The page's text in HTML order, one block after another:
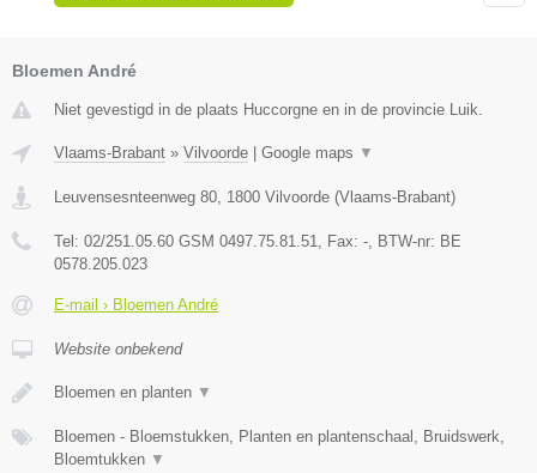
Bloemen André
Niet gevestigd in de plaats Huccorgne en in de provincie Luik.
Vlaams-Brabant » Vilvoorde | Google maps ▼
Leuvensesnteenweg 80 1800 Vilvoorde (Vlaams-Brabant)
Tel: 02/251.05.60 GSM 0497.75.81.51 , Fax: - , BTW-nr: BE
0578.205.023
E-mail › Bloemen André
Website onbekend
Bloemen en planten ▼
Bloemen - Bloemstukken, Planten en plantenschaal, Bruidswerk,
Bloemtukken ▼